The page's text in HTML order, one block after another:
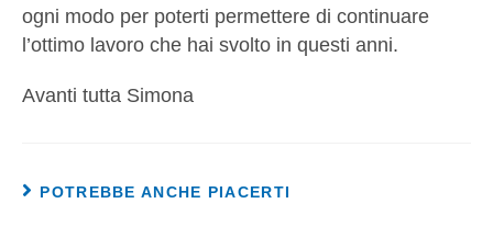
ogni modo per poterti permettere di continuare
l’ottimo lavoro che hai svolto in questi anni.
Avanti tutta Simona
POTREBBE ANCHE PIACERTI